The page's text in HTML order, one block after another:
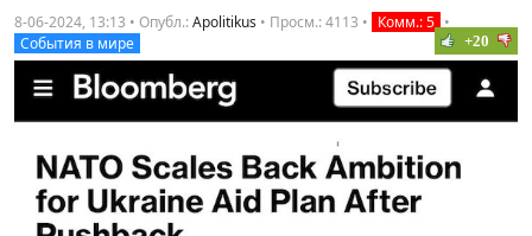
8-06-2024, 13:13 • Опубл.:Apolitikus • Просм.: 4113 • Комм.: 5 •
События в мире
+20